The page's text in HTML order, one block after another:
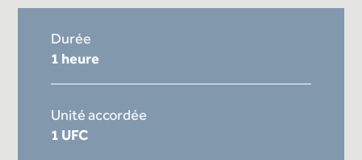
Durée
1 heure
Unité accordée
1 UFC